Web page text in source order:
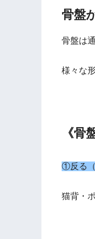
骨盤
骨盤は
様々な
《骨
①反る（
猫背・